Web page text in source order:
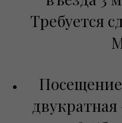
Требуется
двукратная